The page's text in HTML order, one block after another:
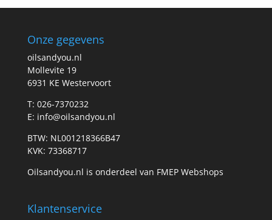
Onze gegevens
oilsandyou.nl
Mollevite 19
6931 KE Westervoort
T: 026-7370232
E: info@oilsandyou.nl
BTW: NL001218366B47
KVK: 73368717
Oilsandyou.nl is onderdeel van FMEP Webshops
Klantenservice